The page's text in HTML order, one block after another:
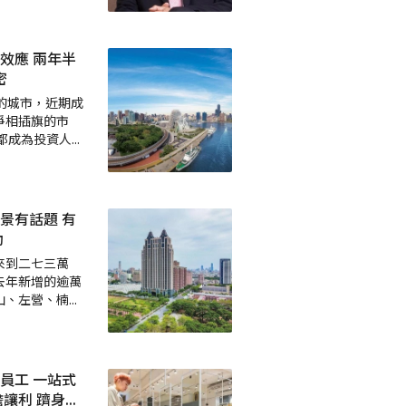
應 兩年半
城市，近期成
相插旗的市
成為投資人...
有話題 有
到二七三萬
年新增的逾萬
、左營、楠...
工 一站式
利 躋身...